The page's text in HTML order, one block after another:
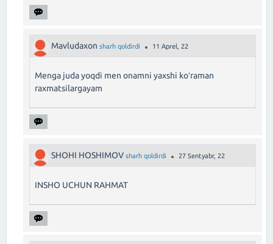
Mavludaxon sharh qoldirdi 11 Aprel, 22
Menga juda yoqdi men onamni yaxshi koʻraman
raxmatsilargayam
SHOHI HOSHIMOV sharh qoldirdi 27 Sentyabr, 22
INSHO UCHUN RAHMAT